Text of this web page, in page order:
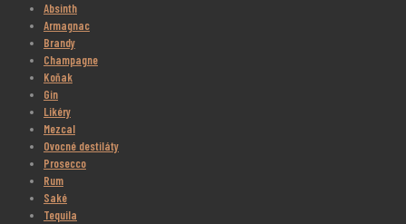
Absinth
Armagnac
Brandy
Champagne
Koňak
Gin
Likéry
Mezcal
Ovocné destiláty
Prosecco
Rum
Saké
Tequila